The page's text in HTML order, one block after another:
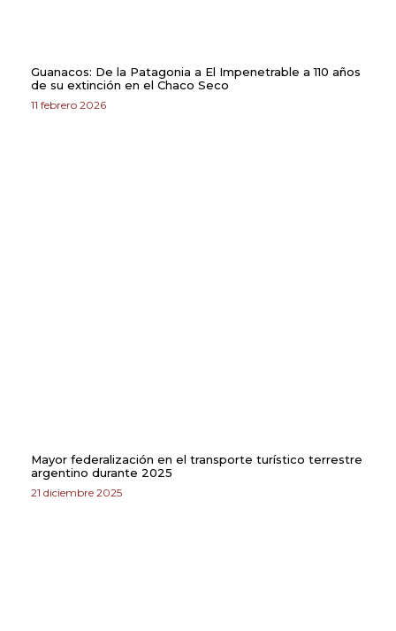
Guanacos: De la Patagonia a El Impenetrable a 110 años
de su extinción en el Chaco Seco
11 febrero 2026
Mayor federalización en el transporte turístico terrestre
argentino durante 2025
21 diciembre 2025